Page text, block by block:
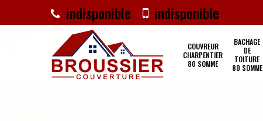
indisponible indisponible
COUVREUR
CHARPENTIER
80 SOMME
BACHAGE
DE
TOITURE
80 SOMME